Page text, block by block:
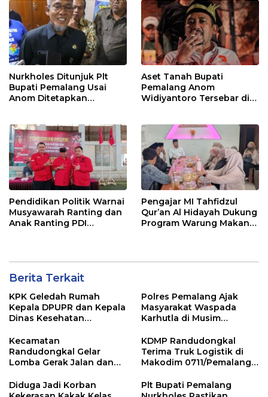
Nurkholes Ditunjuk Plt
Bupati Pemalang Usai
Anom Ditetapkan
Aset Tanah Bupati
Pemalang Anom
Widiyantoro Tersebar di
Pendidikan Politik Warnai
Musyawarah Ranting dan
Anak Ranting PDI
Pengajar MI Tahfidzul
Qur’an Al Hidayah Dukung
Program Warung Makan
Berita Terkait
KPK Geledah Rumah
Kepala DPUPR dan Kepala
Dinas Kesehatan
Polres Pemalang Ajak
Masyarakat Waspada
Karhutla di Musim
Kecamatan
Randudongkal Gelar
Lomba Gerak Jalan dan
HUT RI ke-81
KDMP Randudongkal
Terima Truk Logistik di
Makodim 0711/Pemalang
Desa
Diduga Jadi Korban
Plt Bupati Pemalang